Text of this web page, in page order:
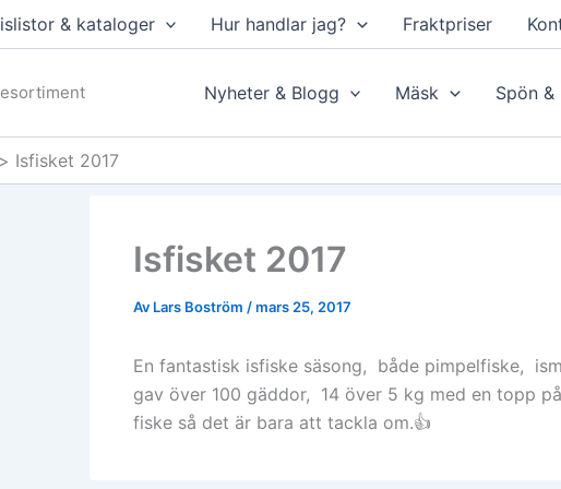
& kataloger Hur handlar jag? Fraktpriser
Nyheter & Blogg Mäsk Spön &
Isfisket 2017
Isfisket 2017
Av Lars Boström /mars 25, 2017
En fantastisk isfiske säsong, både pimpelfiske,
gav över 100 gäddor, 14 över 5 kg med en topp
fiske så det är bara att tackla om.👍